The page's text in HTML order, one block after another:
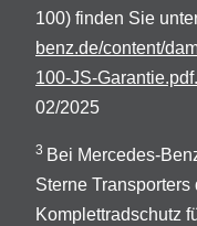
100) finden Sie
benz.de/content/
100-JS-Garantie.pdf.
02/2025
3 Bei Mercedes-
Sterne
Komplettradschutz